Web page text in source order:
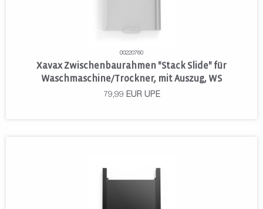
00220760
Xavax Zwischenbaurahmen "Stack Slide" für
Waschmaschine/Trockner, mit Auszug, WS
79,99 EUR UPE